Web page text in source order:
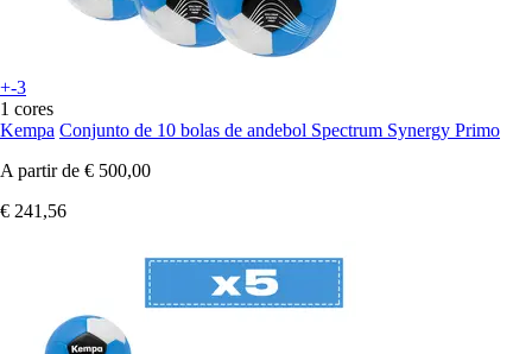
+-3
1 cores
Kempa Conjunto de 10 bolas de andebol Spectrum Synergy Primo
A partir de € 500,00
€ 241,56